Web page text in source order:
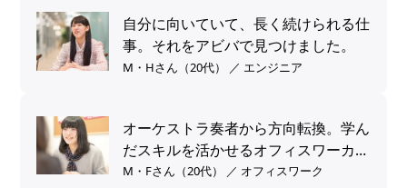
自分に向いていて、長く続けられる仕
事。それをアビバで見つけました。
M・Hさん（20代） ／ エンジニア
オーケストラ奏者から方向転換。学ん
だスキルを活かせるオフィスワーカー
へ。
M・Fさん（20代） ／ オフィスワーク